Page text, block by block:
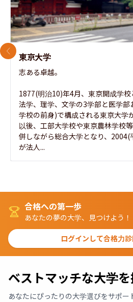
東京大学
志ある卓越。
1877(明治10)年4月、東京開成学校
法学、理学、文学の3学部と医学
学校の前身)で構成される東京大学
以後、工部大学校や東京農林学校
併しながら総合大学となり、
が法人...
前のスライド
合格への第一歩
あなたの夢の大学、見つけよう！
ログインして合格力
ベストマッチな大学
あなたにぴったりの大学選びをサポー